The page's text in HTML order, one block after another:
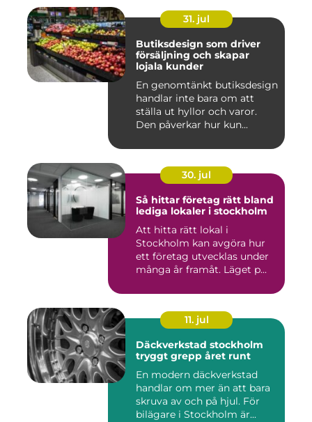
31. jul
Butiksdesign som driver
försäljning och skapar
lojala kunder
En genomtänkt butiksdesign
handlar inte bara om att
ställa ut hyllor och varor.
Den påverkar hur kun...
30. jul
Så hittar företag rätt bland
lediga lokaler i stockholm
Att hitta rätt lokal i
Stockholm kan avgöra hur
ett företag utvecklas under
många år framåt. Läget p...
11. jul
Däckverkstad stockholm
tryggt grepp året runt
En modern däckverkstad
handlar om mer än att bara
skruva av och på hjul. För
bilägare i Stockholm är...